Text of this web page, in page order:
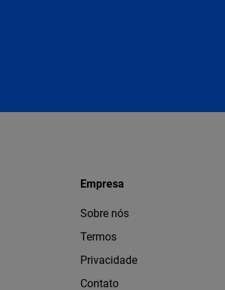
Empresa
Sobre nós
Termos
Privacidade
Contato